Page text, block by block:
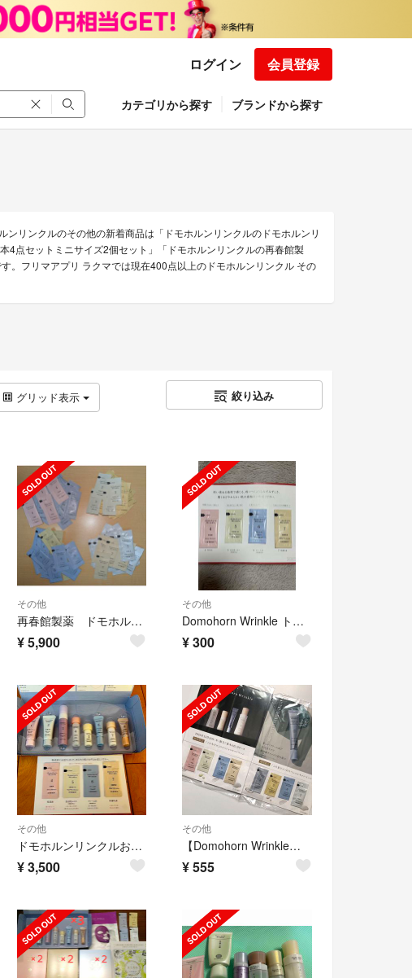
ログイン 会員登録
カテゴリから探す ブランドから探す
リンクルのその他の新着商品は「ドモホルンリンクルのドモホルンリ
点セットミニサイズ2個セット」「ドモホルンリンクルの再春館製
フリマアプリ ラクマでは現在400点以上のドモホルンリンクル その
グリッド表示 絞り込み
その他
再春館製薬 ドモホルンリンクル サンプル全92袋(4・5・6・7、各23袋)
¥5,900
その他
Domohorn Wrinkle トライアルセット 4点
¥300
その他
ドモホルンリンクルお試し8点セット＆基本4点サンプル
¥3,500
その他
【Domohorn Wrinkle】ドモホルンリンクル 試供品 サンプル
¥555